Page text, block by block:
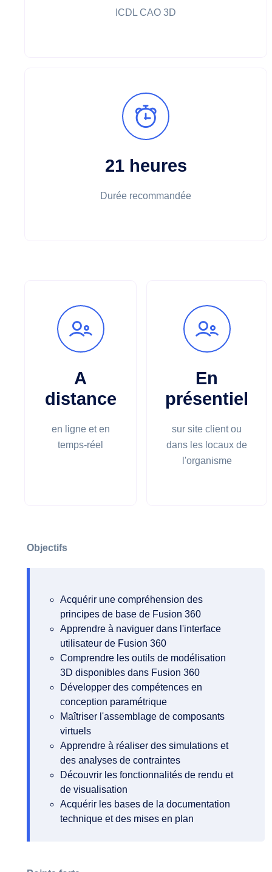
ICDL CAO 3D
21 heures
Durée recommandée
A
distance
en ligne et en
temps-réel
En
présentiel
sur site client ou
dans les locaux de
l'organisme
Objectifs
Acquérir une compréhension des
principes de base de Fusion 360
Apprendre à naviguer dans l'interface
utilisateur de Fusion 360
Comprendre les outils de modélisation
3D disponibles dans Fusion 360
Développer des compétences en
conception paramétrique
Maîtriser l'assemblage de composants
virtuels
Apprendre à réaliser des simulations et
des analyses de contraintes
Découvrir les fonctionnalités de rendu et
de visualisation
Acquérir les bases de la documentation
technique et des mises en plan